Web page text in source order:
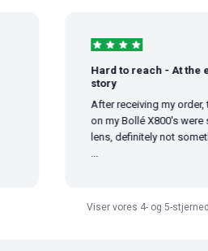
Hard to reach - At the
story
After receiving my order,
on my Bollé X800's were
lens, definitely not
Viser vores 4- og 5-